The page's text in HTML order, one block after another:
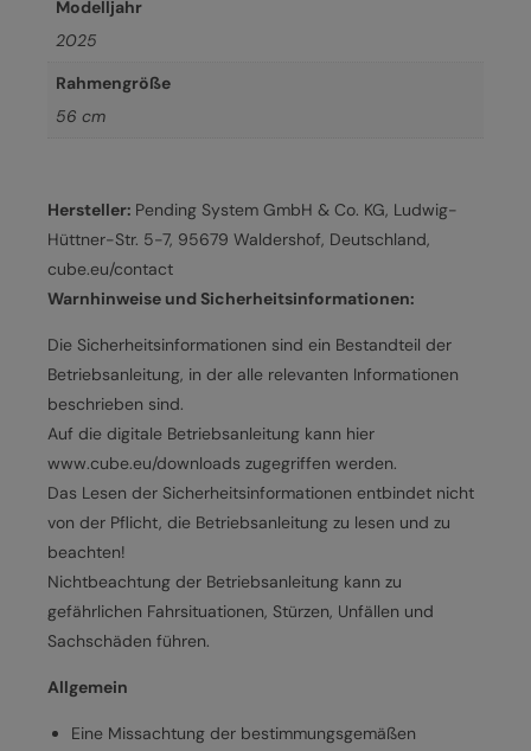
Modelljahr
2025
Rahmengröße
56 cm
Hersteller: Pending System GmbH & Co. KG, Ludwig-
Hüttner-Str. 5-7, 95679 Waldershof, Deutschland,
cube.eu/contact
Warnhinweise und Sicherheitsinformationen:
Die Sicherheitsinformationen sind ein Bestandteil der
Betriebsanleitung, in der alle relevanten Informationen
beschrieben sind.
Auf die digitale Betriebsanleitung kann hier
www.cube.eu/downloads zugegriffen werden.
Das Lesen der Sicherheitsinformationen entbindet nicht
von der Pflicht, die Betriebsanleitung zu lesen und zu
beachten!
Nichtbeachtung der Betriebsanleitung kann zu
gefährlichen Fahrsituationen, Stürzen, Unfällen und
Sachschäden führen.
Allgemein
Eine Missachtung der bestimmungsgemäßen